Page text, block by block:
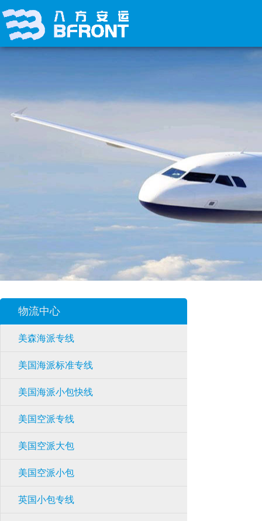
物流中心
美森海派专线
美国海派标准专线
美国海派小包快线
美国空派专线
美国空派大包
美国空派小包
英国小包专线